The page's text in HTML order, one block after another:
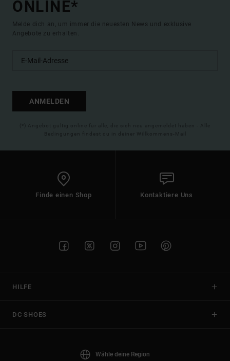
ONLINE*
Melde dich an, um immer die neuesten News und exklusive
Angebote zu erhalten.
ANMELDEN
(*) Angebot gültig online für alle, die sich neu angemeldet haben - Alle
Bedingungen findest du in deiner Willkommens-Mail
Finde einen Shop Kontaktiere Uns
HILFE
DC SHOES
Wähle deine Region